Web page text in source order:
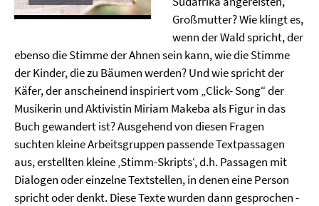
Großmutter? Wie klingt es,
wenn der Wald spricht, der
ebenso die Stimme der Ahnen sein kann, wie die Stimme
der Kinder, die zu Bäumen werden? Und wie spricht der
Käfer, der anscheinend inspiriert vom „Click- Song“der
Musikerin und Aktivistin Miriam Makeba als Figur in das
Buch gewandert ist? Ausgehend von diesen Fragen
suchten kleine Arbeitsgruppen passende Textpassagen
aus, erstellten kleine ‚Stimm-Skripts‘, d.h. Passagen mit
Dialogen oder einzelne Textstellen, in denen eine Person
spricht oder denkt. Diese Texte wurden dann gesprochen -